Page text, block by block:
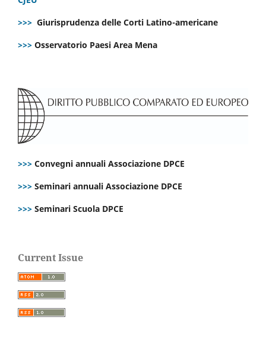
>>> Giurisprudenza delle Corti Latino-americane
>>> Osservatorio Paesi Area Mena
>>> Convegni annuali Associazione DPCE
>>> Seminari annuali Associazione DPCE
>>> Seminari Scuola DPCE
Current Issue